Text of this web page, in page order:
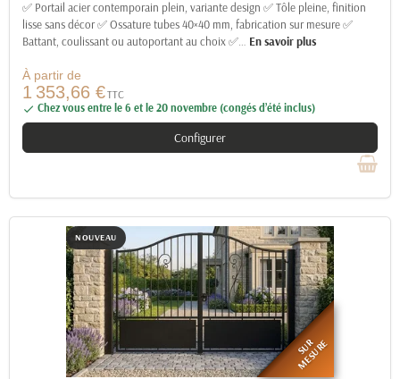
✅ Portail acier contemporain plein, variante design ✅ Tôle pleine, finition
lisse sans décor ✅ Ossature tubes 40×40 mm, fabrication sur mesure ✅
Battant, coulissant ou autoportant au choix ✅
En savoir plus
À partir de
1 353,66 €TTC
 Chez vous entre le 6 et le 20 novembre (congés d’été inclus)
Configurer
NOUVEAU
SUR
MESURE